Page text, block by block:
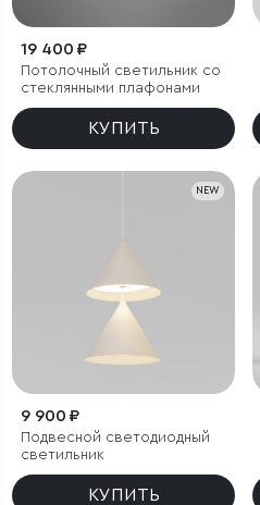
19 400 ₽
Потолочный светильник со
стеклянными плафонами
КУПИТЬ
NEW
9 900 ₽
Подвесной светодиодный
светильник
КУПИТЬ